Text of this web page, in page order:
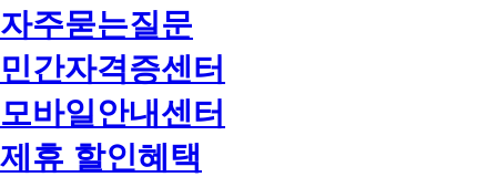
자주묻는질문
민간자격증센터
모바일안내센터
제휴 할인혜택